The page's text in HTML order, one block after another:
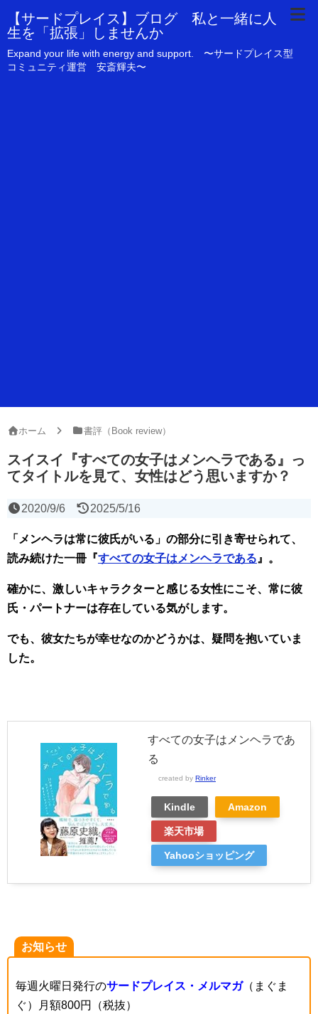
【サードプレイス】ブログ 私と一緒に人
生を「拡張」しませんか
Expand your life with energy and support. 〜サードプレイス型
コミュニティ運営 安斎輝夫〜
ホーム 書評（Book review）
スイスイ『すべての女子はメンヘラである』っ
てタイトルを見て、女性はどう思いますか？
2020/9/6 2025/5/16
「メンヘラは常に彼氏がいる」の部分に引き寄せられて、
読み続けた一冊『すべての女子はメンヘラである 』。
確かに、激しいキャラクターと感じる女性にこそ、常に彼
氏・パートナーは存在している気がします。
でも、彼女たちが幸せなのかどうかは、疑問を抱いていま
した。
すべての女子はメンヘラであ
る
created by Rinker
Kindle Amazon
楽天市場
Yahooショッピング
お知らせ
毎週火曜日発行のサードプレイス・メルマガ（まぐま
ぐ）月額800円（税抜）